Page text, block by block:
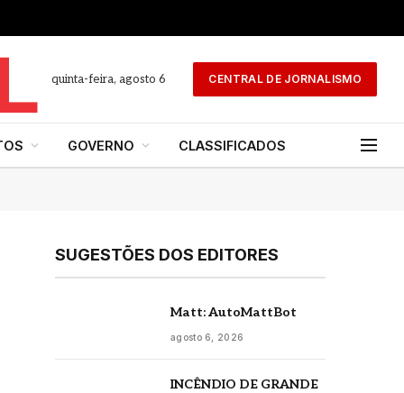
quinta-feira, agosto 6 CENTRAL DE JORNALISMO
GOVERNO CLASSIFICADOS
SUGESTÕES DOS EDITORES
Matt: AutoMattBot
agosto 6, 2026
INCÊNDIO DE GRANDE